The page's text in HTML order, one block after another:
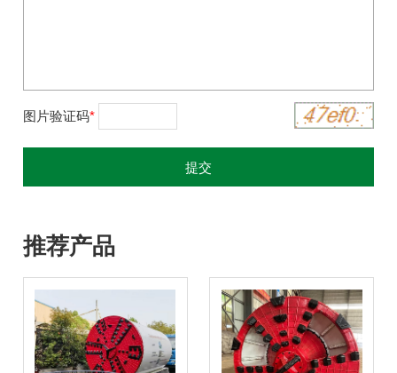
图片验证码*
推荐产品